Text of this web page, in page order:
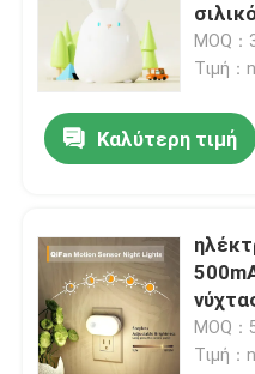
MOQ
Τιμή：
Καλύτερη τιμή
με τη
MOQ
Τιμή：